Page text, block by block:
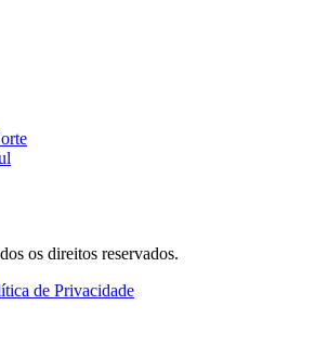
os direitos reservados.
de Privacidade